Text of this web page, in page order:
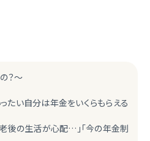
？～
たい自分は年金をいくらもらえる
老後の生活が心配…」「今の年金制